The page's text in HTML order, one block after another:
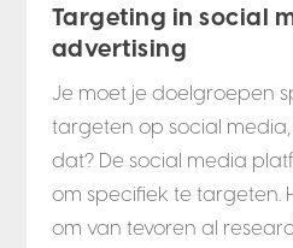
Targeting in social
advertising
Je moet je doelgroepen
targeten op social
dat? De social media
om specifiek te targeten.
om van tevoren al